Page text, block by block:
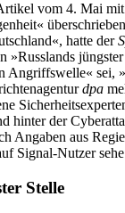
vom 4. Mai
hatte der
»Russlands
Angriffswelle« sei,
dpa
hinter der
Angaben aus
Signal-Nutzer
Stelle